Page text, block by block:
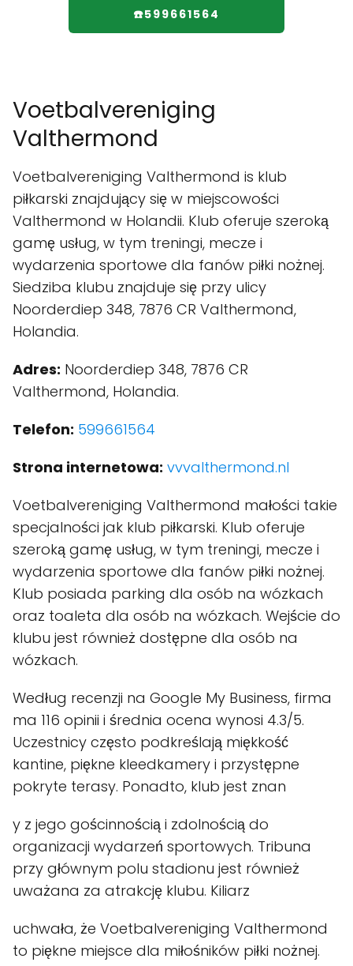
☎️599661564
Voetbalvereniging
Valthermond
Voetbalvereniging Valthermond is klub
piłkarski znajdujący się w miejscowości
Valthermond w Holandii. Klub oferuje szeroką
gamę usług, w tym treningi, mecze i
wydarzenia sportowe dla fanów piłki nożnej.
Siedziba klubu znajduje się przy ulicy
Noorderdiep 348, 7876 CR Valthermond,
Holandia.
Adres: Noorderdiep 348, 7876 CR
Valthermond, Holandia.
Telefon: 599661564
Strona internetowa: vvvalthermond.nl
Voetbalvereniging Valthermond małości takie
specjalności jak klub piłkarski. Klub oferuje
szeroką gamę usług, w tym treningi, mecze i
wydarzenia sportowe dla fanów piłki nożnej.
Klub posiada parking dla osób na wózkach
oraz toaleta dla osób na wózkach. Wejście do
klubu jest również dostępne dla osób na
wózkach.
Według recenzji na Google My Business, firma
ma 116 opinii i średnia ocena wynosi 4.3/5.
Uczestnicy często podkreślają miękkość
kantine, piękne kleedkamery i przystępne
pokryte terasy. Ponadto, klub jest znan
y z jego gościnnością i zdolnością do
organizacji wydarzeń sportowych. Tribuna
przy głównym polu stadionu jest również
uważana za atrakcję klubu. Kiliarz
uchwała, że Voetbalvereniging Valthermond
to piękne miejsce dla miłośników piłki nożnej.